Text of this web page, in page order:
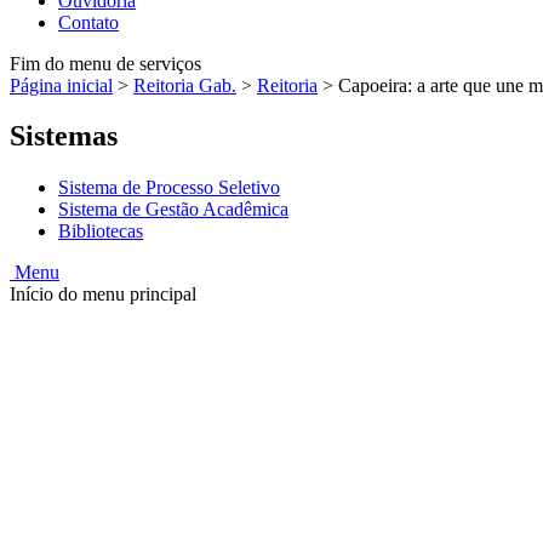
Contato
Fim do menu de serviços
Página inicial > Reitoria Gab. > Reitoria > Capoeira: a arte que une
Sistemas
Sistema de Processo Seletivo
Sistema de Gestão Acadêmica
Bibliotecas
Menu
Início do menu principal